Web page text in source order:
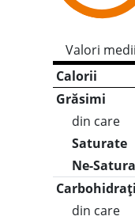
Valori
Calorii
Grăsimi
din care
Saturate
Ne-
Carbohidrați
din care